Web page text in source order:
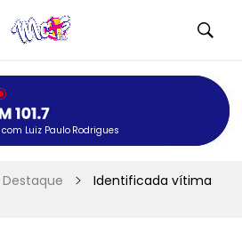
Luiz Paulo Rodrigues
Destaque
Identificada vítima